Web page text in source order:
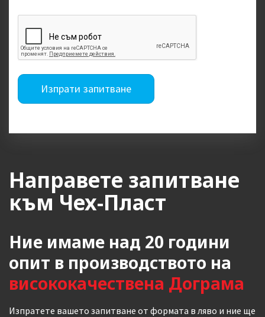
Изпрати запитване
Направете запитване
към Чех-Пласт
Ние имаме над 20 години
опит в производството на
висококачествена Дограма
Изпратете вашето запитване от формата в ляво и ние ще